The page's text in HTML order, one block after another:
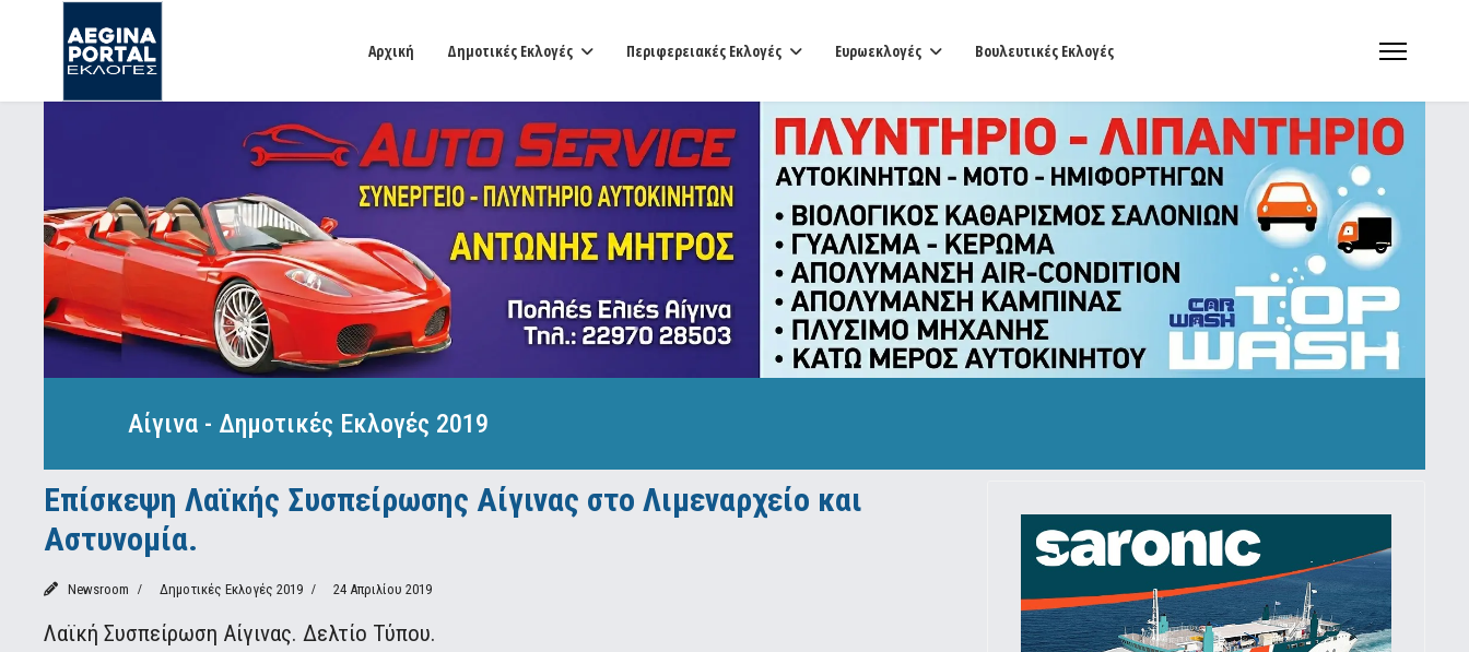
Αρχική Δημοτικές Εκλογές Περιφερειακές Εκλογές Ευρωεκλογές Βουλευτικές Εκλογές
Αίγινα - Δημοτικές Εκλογές 2019
Επίσκεψη Λαϊκής Συσπείρωσης Αίγινας στο Λιμεναρχείο και
Αστυνομία.
Newsroom Δημοτικές Εκλογές 2019 24 Απριλίου 2019
Λαϊκή Συσπείρωση Αίγινας. Δελτίο Τύπου.